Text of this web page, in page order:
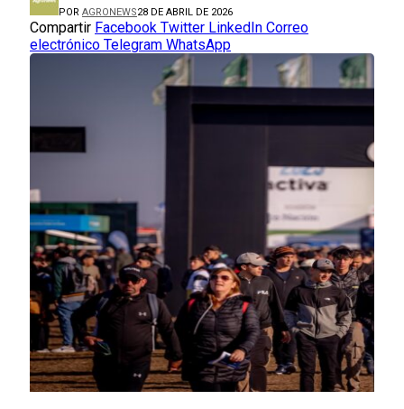
POR AGRONEWS28 DE ABRIL DE 2026
Compartir Facebook Twitter LinkedIn Correo
electrónico Telegram WhatsApp